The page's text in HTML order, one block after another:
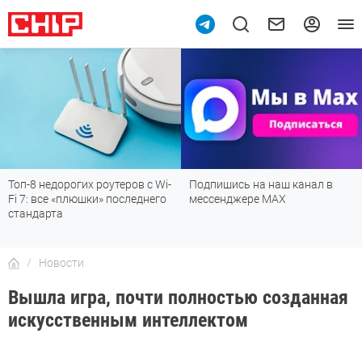
Топ-8 недорогих роутеров с Wi-
Fi 7: все «плюшки» последнего
стандарта
Подпишись на наш канал в
мессенджере МАХ
Новости
Вышла игра, почти полностью созданная
искусственным интеллектом